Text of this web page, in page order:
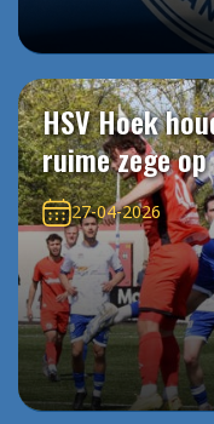
HSV Hoek
ruime zege
27-04-2026